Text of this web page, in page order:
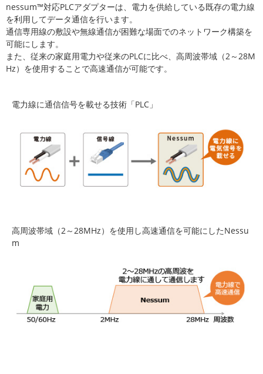
nessum™対応PLCアダプターは、電力を供給している既存の電力線
を利用してデータ通信を行います。
通信専用線の敷設や無線通信が困難な場面でのネットワーク構築を
可能にします。
また、従来の家庭用電力や従来のPLCに比べ、高周波帯域（2～28M
Hz）を使用することで高速通信が可能です。
電力線に通信信号を載せる技術「PLC」
高周波帯域（2～28MHz）を使用し高速通信を可能にしたNessu
m